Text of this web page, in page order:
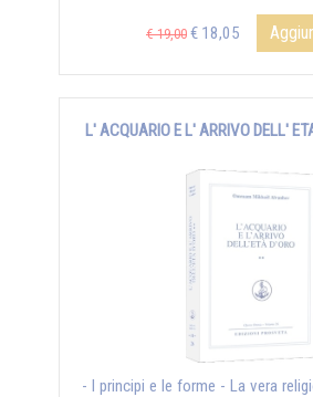
€ 19,00 € 18,05
L' ACQUARIO E L' ARRIVO DELL'
- I principi e le forme - La vera